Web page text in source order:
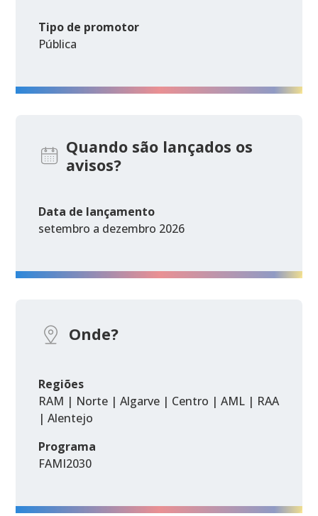
Tipo de promotor
Pública
Quando são lançados os
avisos?
Data de lançamento
setembro a dezembro 2026
Onde?
Regiões
RAM | Norte | Algarve | Centro | AML | RAA
| Alentejo
Programa
FAMI2030